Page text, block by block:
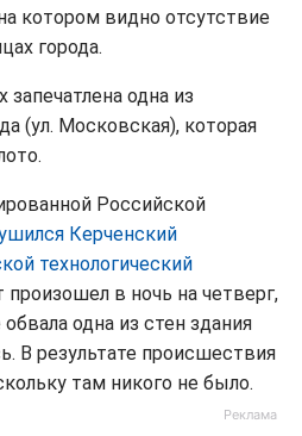
котором видно отсутствие
города.
запечатлена одна из
(ул. Московская), которая
Российской
Керченский
технологический
произошел в ночь на четверг,
одна из стен здания
В результате происшествия
там никого не было.